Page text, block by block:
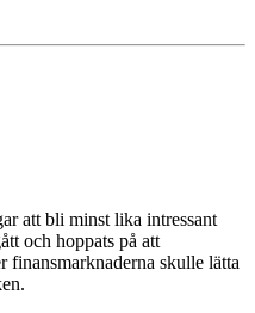
att bli minst lika intressant
och hoppats på att
finansmarknaderna skulle lätta